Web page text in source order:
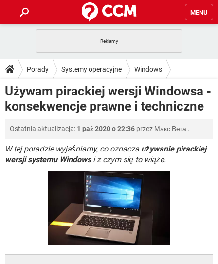
MENU
GRY WHATSAPP
SPOTIFY NETFLIX
INSTAGRAM FACEBOOK
PORADY
PlayStation TIKTOK
GRY WHATSAPP
INSTAGRAM FACEBOOK
WINDOWS 10
DO POBRANIA
ANDROID TIKTOK
INSTAGRAM FACEBOOK
FORUM
COVID-19 TIKTOK
GRY WHATSAPP
SPOTIFY NETFLIX
FACEBOOK
COVID-19 TIKTOK
WHATSAPP
NETFLIX
FACEBOOK
Porady Systemy operacyjne Windows
Używam pirackiej wersji Windowsa -
konsekwencje prawne i techniczne
Ostatnia aktualizacja: 1 paź 2020 o 22:36 przez Макс Вега .
W tej poradzie wyjaśniamy, co oznacza używanie pirackiej
wersji systemu Windowsi z czym się to wiąże.